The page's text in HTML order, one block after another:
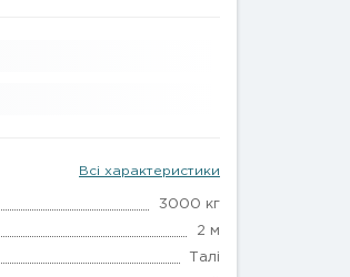
Всі характеристики
3000 кг
2 м
Талі